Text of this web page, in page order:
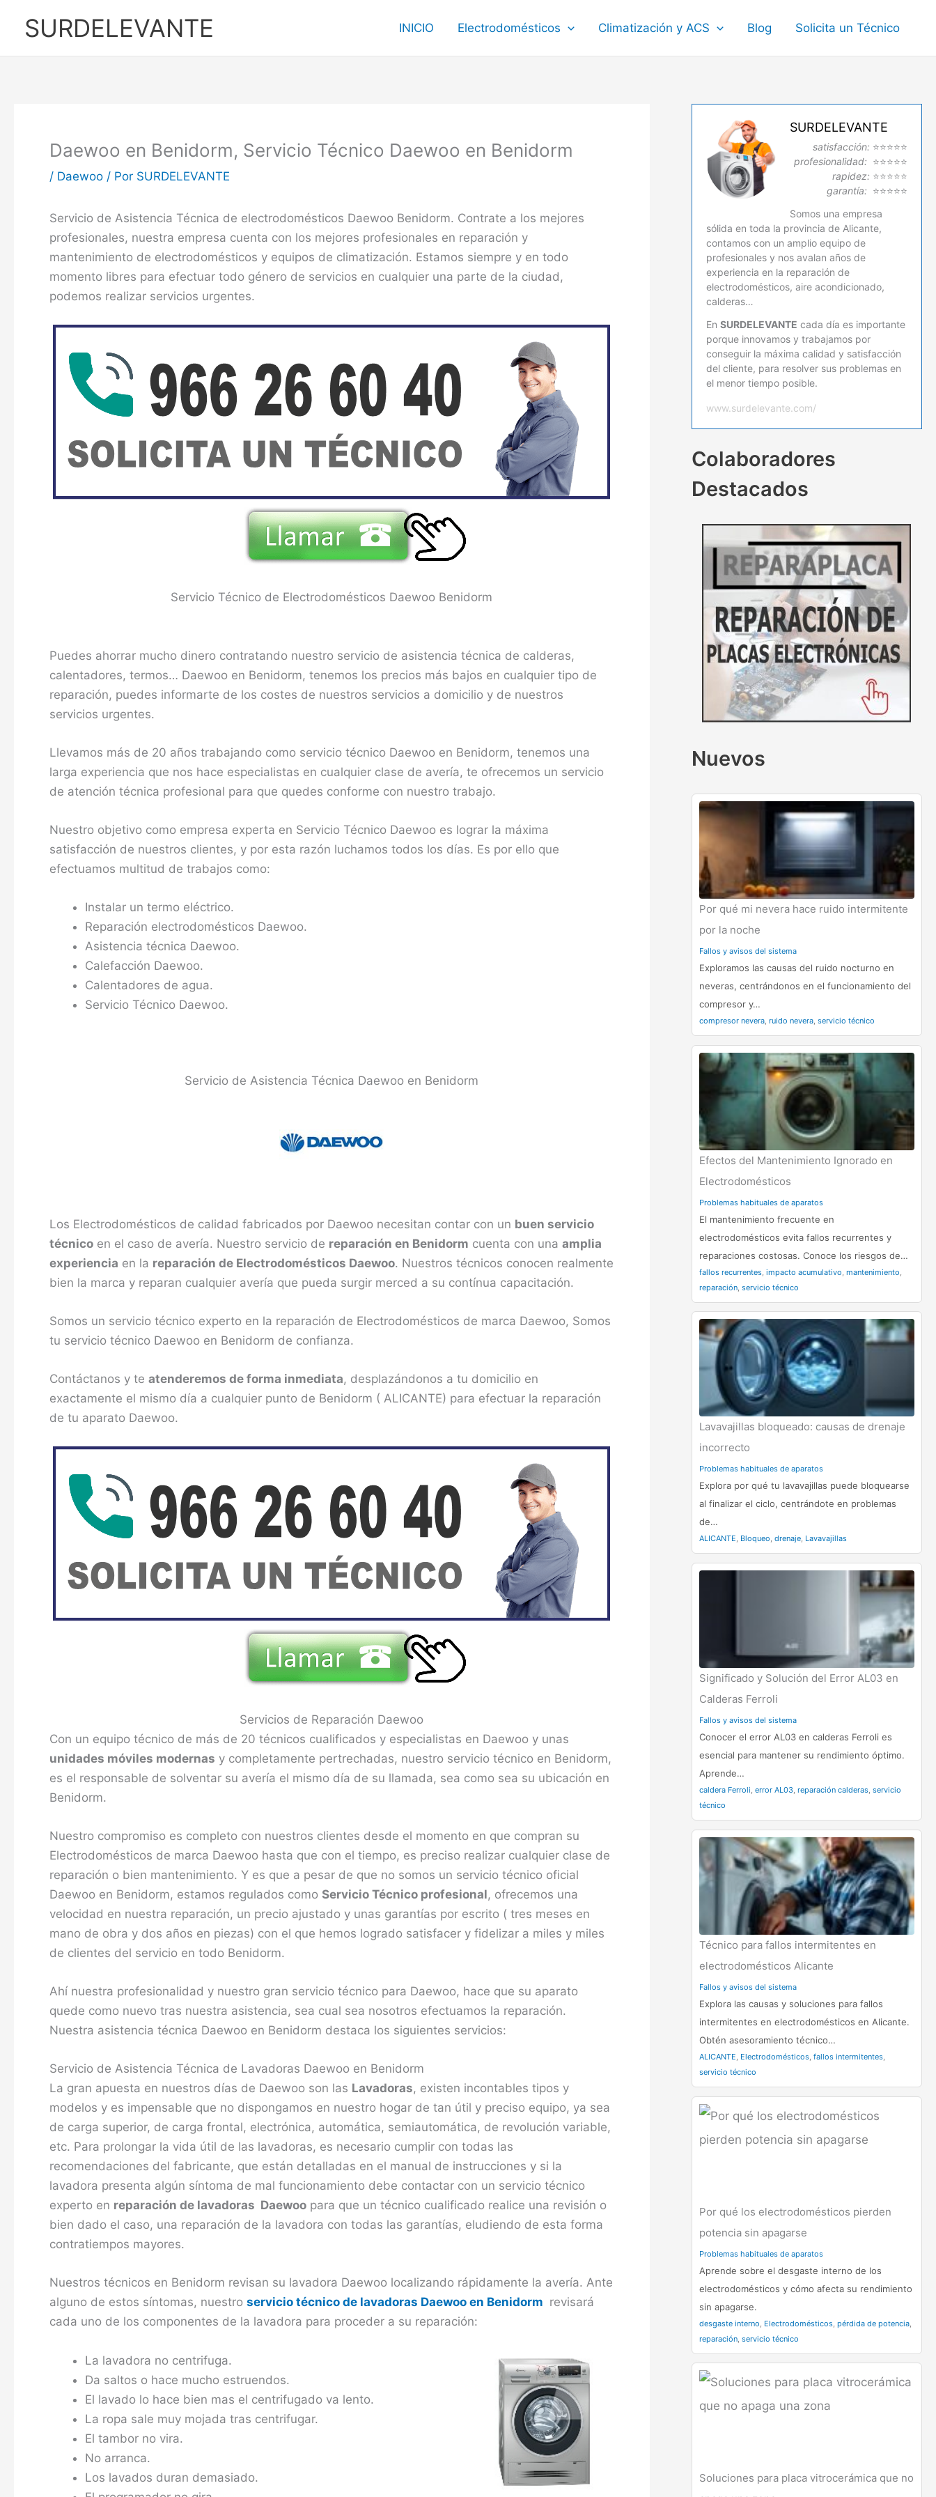
SURDELEVANTE INICIO Electrodomésticos Climatización y ACS Blog Solicita un Técnico
Daewoo en Benidorm, Servicio Técnico Daewoo en Benidorm
/ Daewoo / Por SURDELEVANTE
Servicio de Asistencia Técnica de electrodomésticos Daewoo Benidorm. Contrate a los mejores
profesionales, nuestra empresa cuenta con los mejores profesionales en reparación y
mantenimiento de electrodomésticos y equipos de climatización. Estamos siempre y en todo
momento libres para efectuar todo género de servicios en cualquier una parte de la ciudad,
podemos realizar servicios urgentes.
Servicio Técnico de Electrodomésticos Daewoo Benidorm
Puedes ahorrar mucho dinero contratando nuestro servicio de asistencia técnica de calderas,
calentadores, termos… Daewoo en Benidorm, tenemos los precios más bajos en cualquier tipo de
reparación, puedes informarte de los costes de nuestros servicios a domicilio y de nuestros
servicios urgentes.
Llevamos más de 20 años trabajando como servicio técnico Daewoo en Benidorm, tenemos una
larga experiencia que nos hace especialistas en cualquier clase de avería, te ofrecemos un servicio
de atención técnica profesional para que quedes conforme con nuestro trabajo.
Nuestro objetivo como empresa experta en Servicio Técnico Daewoo es lograr la máxima
satisfacción de nuestros clientes, y por esta razón luchamos todos los días. Es por ello que
efectuamos multitud de trabajos como:
Instalar un termo eléctrico.
Reparación electrodomésticos Daewoo.
Asistencia técnica Daewoo.
Calefacción Daewoo.
Calentadores de agua.
Servicio Técnico Daewoo.
Servicio de Asistencia Técnica Daewoo en Benidorm
Los Electrodomésticos de calidad fabricados por Daewoo necesitan contar con un buen servicio
técnico en el caso de avería. Nuestro servicio de reparación en Benidorm cuenta con una amplia
experiencia en la reparación de Electrodomésticos Daewoo. Nuestros técnicos conocen realmente
bien la marca y reparan cualquier avería que pueda surgir merced a su contínua capacitación.
Somos un servicio técnico experto en la reparación de Electrodomésticos de marca Daewoo, Somos
tu servicio técnico Daewoo en Benidorm de confianza.
Contáctanos y te atenderemos de forma inmediata, desplazándonos a tu domicilio en
exactamente el mismo día a cualquier punto de Benidorm ( ALICANTE) para efectuar la reparación
de tu aparato Daewoo.
Servicios de Reparación Daewoo
Con un equipo técnico de más de 20 técnicos cualificados y especialistas en Daewoo y unas
unidades móviles modernas y completamente pertrechadas, nuestro servicio técnico en Benidorm,
es el responsable de solventar su avería el mismo día de su llamada, sea como sea su ubicación en
Benidorm.
Nuestro compromiso es completo con nuestros clientes desde el momento en que compran su
Electrodomésticos de marca Daewoo hasta que con el tiempo, es preciso realizar cualquier clase de
reparación o bien mantenimiento. Y es que a pesar de que no somos un servicio técnico oficial
Daewoo en Benidorm, estamos regulados como Servicio Técnico profesional, ofrecemos una
velocidad en nuestra reparación, un precio ajustado y unas garantías por escrito ( tres meses en
mano de obra y dos años en piezas) con el que hemos logrado satisfacer y fidelizar a miles y miles
de clientes del servicio en todo Benidorm.
Ahí nuestra profesionalidad y nuestro gran servicio técnico para Daewoo, hace que su aparato
quede como nuevo tras nuestra asistencia, sea cual sea nosotros efectuamos la reparación.
Nuestra asistencia técnica Daewoo en Benidorm destaca los siguientes servicios:
Servicio de Asistencia Técnica de Lavadoras Daewoo en Benidorm
La gran apuesta en nuestros días de Daewoo son las Lavadoras, existen incontables tipos y
modelos y es impensable que no dispongamos en nuestro hogar de tan útil y preciso equipo, ya sea
de carga superior, de carga frontal, electrónica, automática, semiautomática, de revolución variable,
etc. Para prolongar la vida útil de las lavadoras, es necesario cumplir con todas las
recomendaciones del fabricante, que están detalladas en el manual de instrucciones y si la
lavadora presenta algún síntoma de mal funcionamiento debe contactar con un servicio técnico
experto en reparación de lavadoras Daewoo para que un técnico cualificado realice una revisión o
bien dado el caso, una reparación de la lavadora con todas las garantías, eludiendo de esta forma
contratiempos mayores.
Nuestros técnicos en Benidorm revisan su lavadora Daewoo localizando rápidamente la avería. Ante
alguno de estos síntomas, nuestro servicio técnico de lavadoras Daewoo en Benidorm revisará
cada uno de los componentes de la lavadora para proceder a su reparación:
La lavadora no centrifuga.
Da saltos o hace mucho estruendos.
El lavado lo hace bien mas el centrifugado va lento.
La ropa sale muy mojada tras centrifugar.
El tambor no vira.
No arranca.
Los lavados duran demasiado.
SURDELEVANTE
satisfacción: ⭐⭐⭐⭐⭐
profesionalidad: ⭐⭐⭐⭐⭐
rapidez: ⭐⭐⭐⭐⭐
garantía: ⭐⭐⭐⭐⭐
Somos una empresa
sólida en toda la provincia de Alicante,
contamos con un amplio equipo de
profesionales y nos avalan años de
experiencia en la reparación de
electrodomésticos, aire acondicionado,
calderas…
En SURDELEVANTE cada día es importante
porque innovamos y trabajamos por
conseguir la máxima calidad y satisfacción
del cliente, para resolver sus problemas en
el menor tiempo posible.
www.surdelevante.com/
Colaboradores
Destacados
Nuevos
Por qué mi nevera hace ruido intermitente
por la noche
Fallos y avisos del sistema
Exploramos las causas del ruido nocturno en
neveras, centrándonos en el funcionamiento del
compresor y…
compresor nevera, ruido nevera, servicio técnico
Efectos del Mantenimiento Ignorado en
Electrodomésticos
Problemas habituales de aparatos
El mantenimiento frecuente en
electrodomésticos evita fallos recurrentes y
reparaciones costosas. Conoce los riesgos de…
fallos recurrentes, impacto acumulativo mantenimiento
reparación, servicio técnico
Lavavajillas bloqueado: causas de drenaje
incorrecto
Problemas habituales de aparatos
Explora por qué tu lavavajillas puede bloquearse
al finalizar el ciclo, centrándote en problemas
de…
ALICANTE, Bloqueo, drenaje, Lavavajillas
Significado y Solución del Error AL03 en
Calderas Ferroli
Fallos y avisos del sistema
Conocer el error AL03 en calderas Ferroli es
esencial para mantener su rendimiento óptimo.
Aprende…
caldera Ferroli, error AL03, reparación calderas, servicio
técnico
Técnico para fallos intermitentes en
electrodomésticos Alicante
Fallos y avisos del sistema
Explora las causas y soluciones para fallos
intermitentes en electrodomésticos en Alicante.
Obtén asesoramiento técnico…
ALICANTE Electrodomésticos, fallos intermitentes,
servicio técnico
Por qué los electrodomésticos pierden
potencia sin apagarse
Problemas habituales de aparatos
Aprende sobre el desgaste interno de los
electrodomésticos y cómo afecta su rendimiento
sin apagarse.
desgaste interno Electrodomésticos, pérdida de potencia,
reparación, servicio técnico
Soluciones para placa vitrocerámica que no